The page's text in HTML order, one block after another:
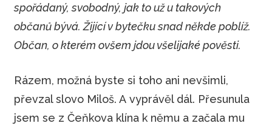
spořádaný, svobodný, jak to už u takových
občanů bývá. Žijící v bytečku snad někde poblíž.
Občan, o kterém ovšem jdou všelijaké pověsti.
Rázem, možná byste si toho ani nevšimli,
převzal slovo Miloš. A vyprávěl dál. Přesunula
jsem se z Čeňkova klína k němu a začala mu